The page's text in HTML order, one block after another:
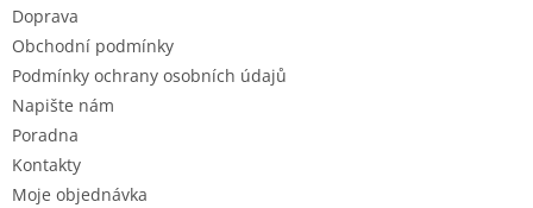
Doprava
Obchodní podmínky
Podmínky ochrany osobních údajů
Napište nám
Poradna
Kontakty
Moje objednávka